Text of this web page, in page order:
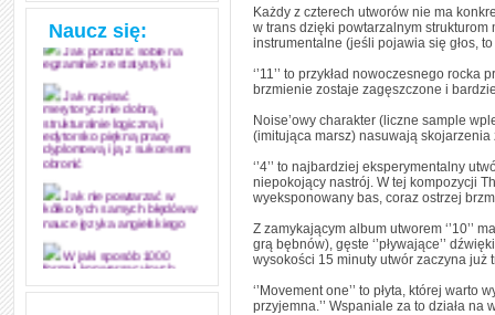
Naucz się:
egzamin? Poznaj metody
mistrzów
Jak poradzić sobie na
egzaminie ze statystyki
Jak napisać
merytorycznie dobrą,
strukturalnie logiczną i
edytorsko piękną pracę
dyplomową i ją z sukcesem
obronić
Jak nie powtarzać w
kółko tych samych błędów w
nauce języka angielskiego
W jaki sposób 1000
pozwoli Ci opanować język
Każdy z czterech utworów nie ma
w trans dzięki powtarzalnym
instrumentalne (jeśli pojawia się głos,
‘’11’’ to przykład nowoczesnego
brzmienie zostaje zagęszczone i
Noise’owy charakter (liczne sample
(imitująca marsz) nasuwają
‘’4’’ to najbardziej eksperymentalny
niepokojący nastrój. W tej kompozycji
wyeksponowany bas, coraz ostrzej
Z zamykającym album utworem ‘’10’’
grą bębnów), gęste ‘’pływające’’
wysokości 15 minuty utwór zaczyna już
‘’Movement one’’ to płyta, której
przyjemna.’’ Wspaniale za to działa